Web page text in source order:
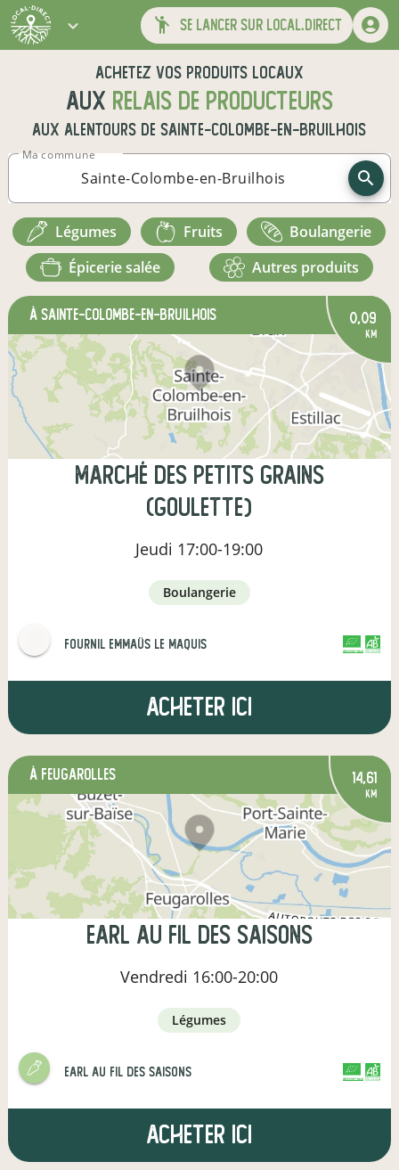
se lancer sur local.direct
Achetez vos produits locaux
aux relais de producteurs
aux alentours deSainte-Colombe-en-Bruilhois
Ma commune
légumes fruits
boulangerie
épicerie salée
autres produits
à Sainte-Colombe-en-Bruilhois 0,09
km
Marché des Petits Grains
(Goulette)
Jeudi 17:00-19:00
boulangerie
Fournil Emmaüs Le Maquis CERTIFIÉ PAR FR-BIO-01
AGRICULTURE FRANCE
Acheter ici
à Feugarolles 14,61
km
earl au fil des saisons
Vendredi 16:00-20:00
légumes
earl au fil des saisons CERTIFIÉ PAR FR-BIO-01
AGRICULTURE FRANCE
Acheter ici